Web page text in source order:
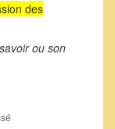
des
ou son